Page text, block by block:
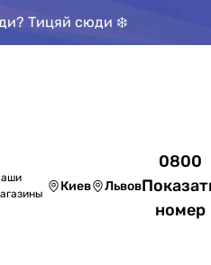
Тицяй сюди ❄️
Киев Львов
0800
номер